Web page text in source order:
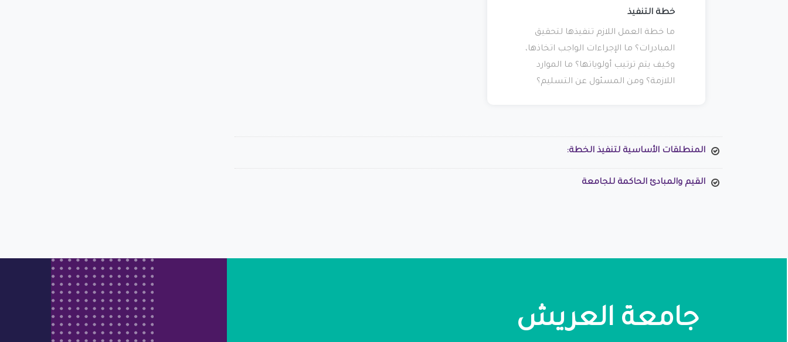
خطة التنفيذ
ما خطة العمل اللازم تنفيذها لتحقيق
المبادرات؟ ما الإجراءات الواجب اتخاذها،
وكيف يتم ترتيب أولوياتها؟ ما الموارد
اللازمة؟ ومن المسئول عن التسليم؟
المنطلقات الأساسية لتنفيذ الخطة:
القيم والمبادئ الحاكمة للجامعة
جامعة العريش